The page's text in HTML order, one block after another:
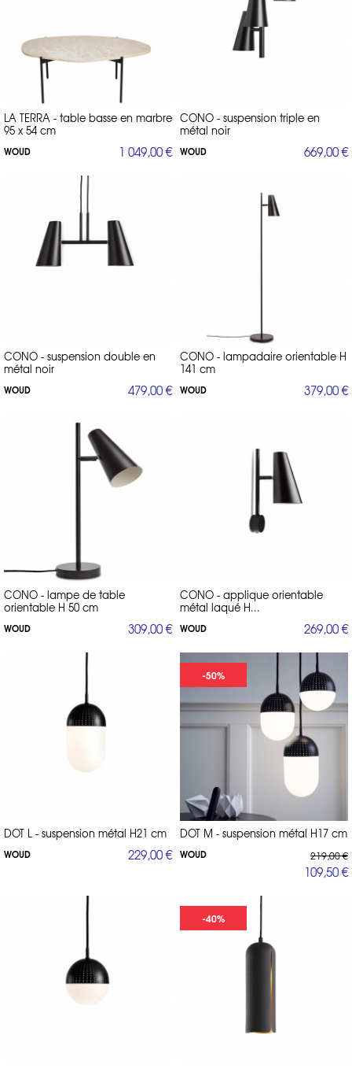
LA TERRA - table basse en marbre
95 x 54 cm
WOUD 1 049,00 €
CONO - suspension triple en
métal noir
WOUD 669,00 €
CONO - suspension double en
métal noir
WOUD 479,00 €
CONO - lampadaire orientable H
141 cm
WOUD 379,00 €
CONO - lampe de table
orientable H 50 cm
WOUD 309,00 €
CONO - applique orientable
métal laqué H...
WOUD 269,00 €
DOT L - suspension métal H21 cm
WOUD 229,00 €
-50%
DOT M - suspension métal H17 cm
WOUD 219,00 €
109,50 €
-40%